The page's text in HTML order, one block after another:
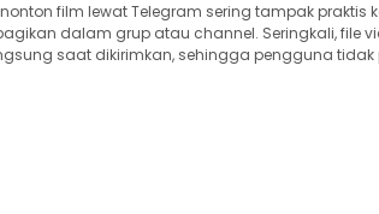
film lewat Telegram sering tampak praktis
dalam grup atau channel. Seringkali, file
saat dikirimkan, sehingga pengguna tidak